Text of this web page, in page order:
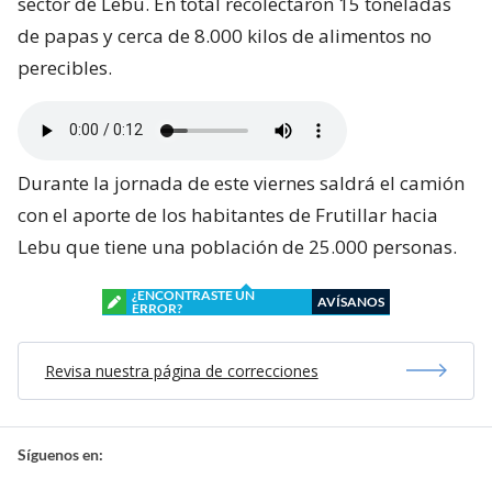
de papas y cerca de 8.000 kilos de alimentos no
perecibles.
Durante la jornada de este viernes saldrá el camión
con el aporte de los habitantes de Frutillar hacia
Lebu que tiene una población de 25.000 personas.
¿ENCONTRASTE UN
ERROR?
AVÍSANOS
Revisa nuestra página de correcciones
Síguenos en: